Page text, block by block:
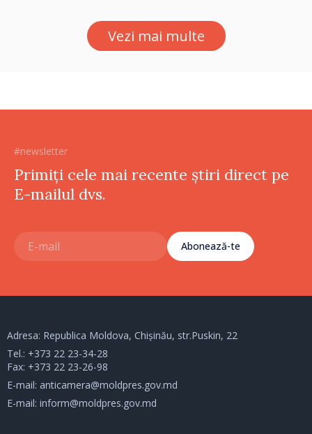
Vezi mai multe
#newsletter
Primiți cele mai recente știri direct pe
E-mailul dvs.
Abonează-te
Adresa: Republica Moldova, Chișinău, str.Puskin, 22
Tel.: +373 22 23-34-28
Fax: +373 22 23-26-98
E-mail: anticamera@moldpres.gov.md
E-mail: inform@moldpres.gov.md